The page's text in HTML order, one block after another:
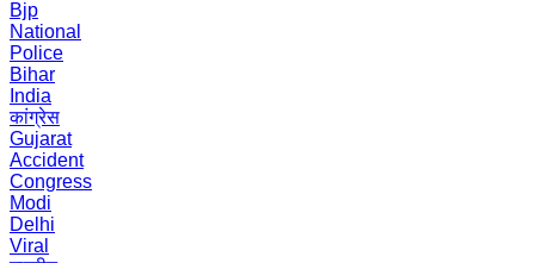
Bjp
National
Police
Bihar
India
कांग्रेस
Gujarat
Accident
Congress
Modi
Delhi
Viral